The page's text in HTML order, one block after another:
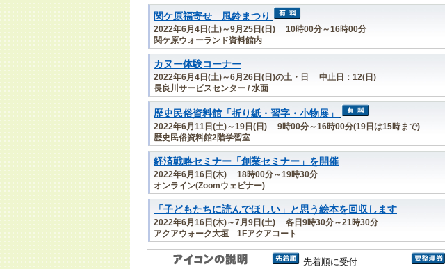
関ケ原福寄せ 風鈴まつり
2022年6月4日(土)～9月25日(日) 10時00分～16時00分
関ケ原ウォーランド資料館内
カヌー体験コーナー
2022年6月4日(土)～6月26日(日)の土・日 中止日：12(日)
長良川サービスセンター / 水面
歴史民俗資料館「折り紙・習字・小物展」
2022年6月11日(土)～19日(日) 9時00分～16時00分(19日は15時まで)
歴史民俗資料館2階学習室
経済戦略セミナー「創業セミナー」を開催
2022年6月16日(木) 18時00分～19時30分
オンライン(Zoomウェビナー)
「子どもたちに読んでほしい」と思う絵本を回収します
2022年6月16日(木)～7月9日(土) 各日9時30分～21時30分
アクアウォーク大垣 1Fアクアコート
先着順に受付